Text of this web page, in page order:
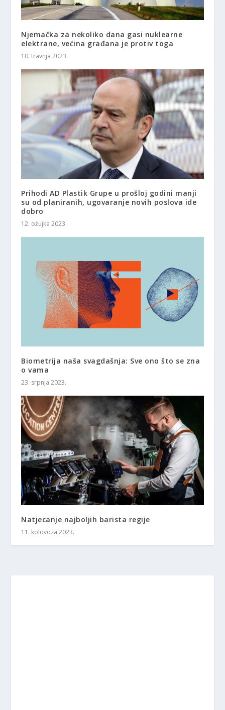
Njemačka za nekoliko dana gasi nuklearne
elektrane, većina građana je protiv toga
10. travnja 2023.
Prihodi AD Plastik Grupe u prošloj godini manji
su od planiranih, ugovaranje novih poslova ide
dobro
12. ožujka 2023.
Biometrija naša svagdašnja: Sve ono što se zna
o vama
23. srpnja 2023.
Natjecanje najboljih barista regije
11. kolovoza 2023.